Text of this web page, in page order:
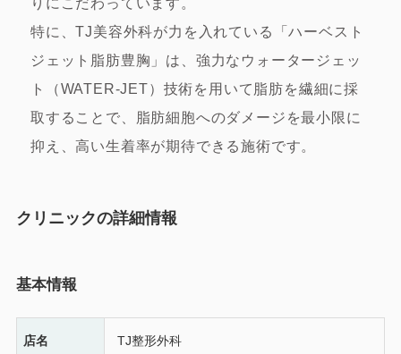
特に、TJ美容外科が力を入れている「ハーベスト
ジェット脂肪豊胸」は、強力なウォータージェッ
ト（WATER-JET）技術を用いて脂肪を繊細に採
取することで、脂肪細胞へのダメージを最小限に
抑え、高い生着率が期待できる施術です。
クリニックの詳細情報
基本情報
店名 TJ整形外科